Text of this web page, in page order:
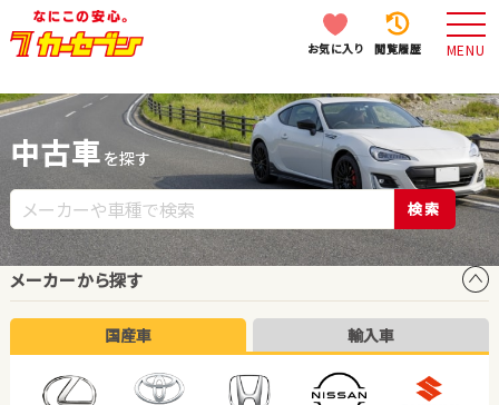
お気に入り 閲覧履歴 MENU
中古車 を探す
検索
メーカーから探す
国産車 輸入車